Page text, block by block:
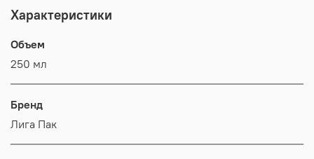
Характеристики
Объем
250 мл
Бренд
Лига Пак